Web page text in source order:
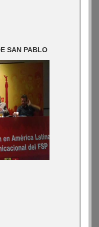
SAN PABLO